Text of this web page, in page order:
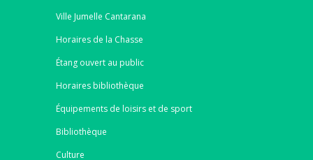
Ville Jumelle Cantarana
Horaires de la Chasse
Étang ouvert au public
Horaires bibliothèque
Équipements de loisirs et de sport
Bibliothèque
Culture